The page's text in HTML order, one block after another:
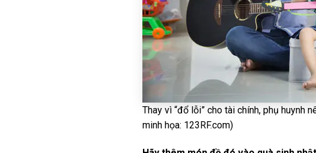
Thay vì “đổ lỗi” cho tài chính, phụ huynh
minh họa: 123RF.com)